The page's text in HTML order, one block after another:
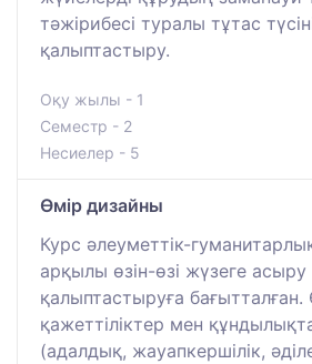
тәжірибесі туралы тұтас
қалыптастыру.
Оқу жылы - 1
Семестр - 2
Несиелер - 5
Өмір дизайны
Курс әлеуметтік-
арқылы өзін-өзі жүзеге асыру
қалыптастыруға бағытталған.
қажеттіліктер мен
(адалдық, жауапкершілік,